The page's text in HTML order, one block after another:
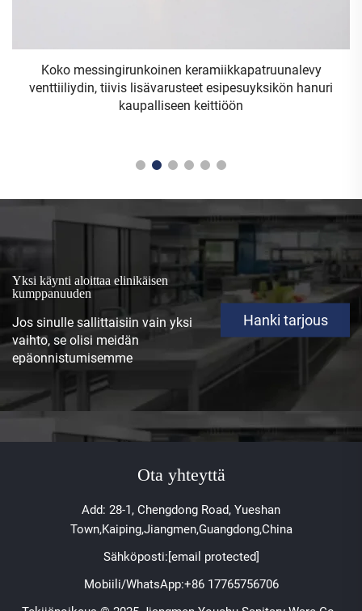
Koko messingirunkoinen keramiikkapatruunalevy
venttiiliydin, tiivis lisävarusteet esipesuyksikön hanuri
kaupalliseen keittiöön
Yksi käynti aloittaa elinikäisen
kumppanuuden
Jos sinulle sallittaisiin vain yksi
vaihto, se olisi meidän
epäonnistumisemme
Hanki tarjous
Ota yhteyttä
Add: 28-1, Chengdong Road, Yueshan
Town,Kaiping,Jiangmen,Guangdong,China
Sähköposti:[email protected]
Mobiili/WhatsApp:+86 17765756706